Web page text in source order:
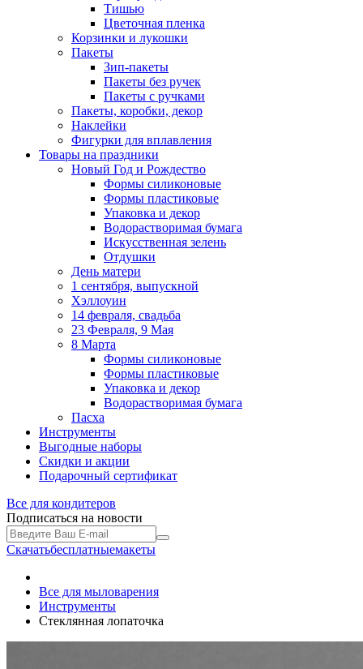
Тишью
Цветочная пленка
Корзинки и лукошки
Пакеты
Зип-пакеты
Пакеты без ручек
Пакеты с ручками
Пакеты, коробки, декор
Наклейки
Фигурки для вплавления
Товары на праздники
Новый Год и Рождество
Формы силиконовые
Формы пластиковые
Упаковка и декор
Водорастворимая бумага
Искусственная зелень
Отдушки
День матери
1 сентября, выпускной
Хэллоуин
14 февраля, свадьба
23 Февраля, 9 Мая
8 Марта
Формы силиконовые
Формы пластиковые
Упаковка и декор
Водорастворимая бумага
Пасха
Инструменты
Выгодные наборы
Скидки и акции
Подарочный сертификат
Все для кондитеров
Подписаться на новости
Скачатьбесплатныемакеты
Все для мыловарения
Инструменты
Стеклянная лопаточка